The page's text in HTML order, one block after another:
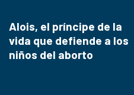
Alois, el príncipe de la
vida que defiende a los
niños del aborto